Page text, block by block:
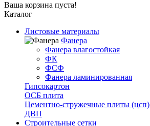
Ваша корзина пуста!
Каталог
Листовые материалы
Фанера
Фанера влагостойкая
ФК
ФСФ
Фанера ламинированная
Гипсокартон
ОСБ плита
Цементно-стружечные плиты (цсп)
ДВП
Строительные сетки